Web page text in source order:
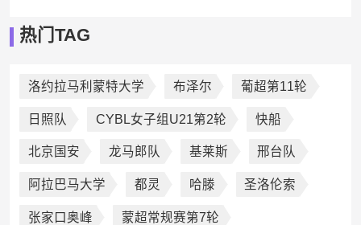
热门TAG
洛约拉马利蒙特大学 布泽尔 葡超第11轮
日照队 CYBL女子组U21第2轮 快船
北京国安 龙马郎队 基莱斯 邢台队
阿拉巴马大学 都灵 哈滕 圣洛伦索
张家口奥峰 蒙超常规赛第7轮